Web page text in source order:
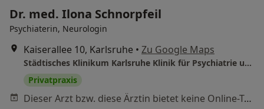
Dr. med. Ilona Schnorpfeil
Psychiaterin, Neurologin
Kaiserallee 10, Karlsruhe • Zu Google Maps
Städtisches Klinikum Karlsruhe Klinik für Psychiatrie und Psychotherapeutische Medizin
Privatpraxis
Dieser Arzt bzw. diese Ärztin bietet keine Online-Terminbuchung an diesem Standort an.